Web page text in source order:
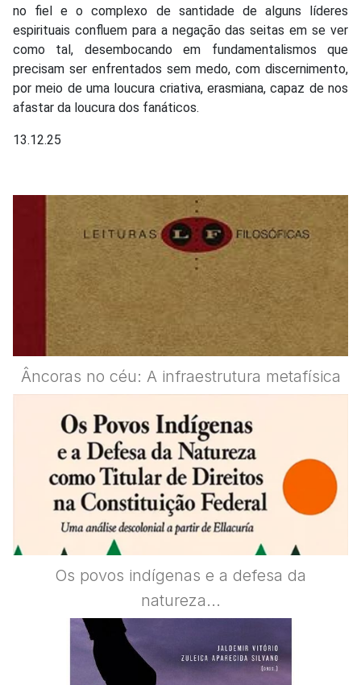
no fiel e o complexo de santidade de alguns líderes
espirituais confluem para a negação das seitas em se ver
como tal, desembocando em fundamentalismos que
precisam ser enfrentados sem medo, com discernimento,
por meio de uma loucura criativa, erasmiana, capaz de nos
afastar da loucura dos fanáticos.
13.12.25
Âncoras no céu: A infraestrutura metafísica
Os povos indígenas e a defesa da
natureza...